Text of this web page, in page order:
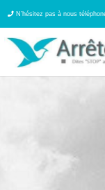
N’hésitez pas à nous